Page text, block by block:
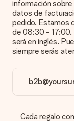
Ellos podrán
¿Qué formatos
Puedes carga
esto demasiado
diferente que te
encantados de
deseas!
disponible?
información
datos de
pedido. Estamos
de 08:30 - 17:00.
será en inglés.
siempre serás
Cada regalo